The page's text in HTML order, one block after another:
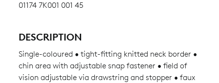
01174 7K001 001 45
DESCRIPTION
Single-coloured • tight-fitting knitted neck border •
chin area with adjustable snap fastener • field of
vision adjustable via drawstring and stopper • faux